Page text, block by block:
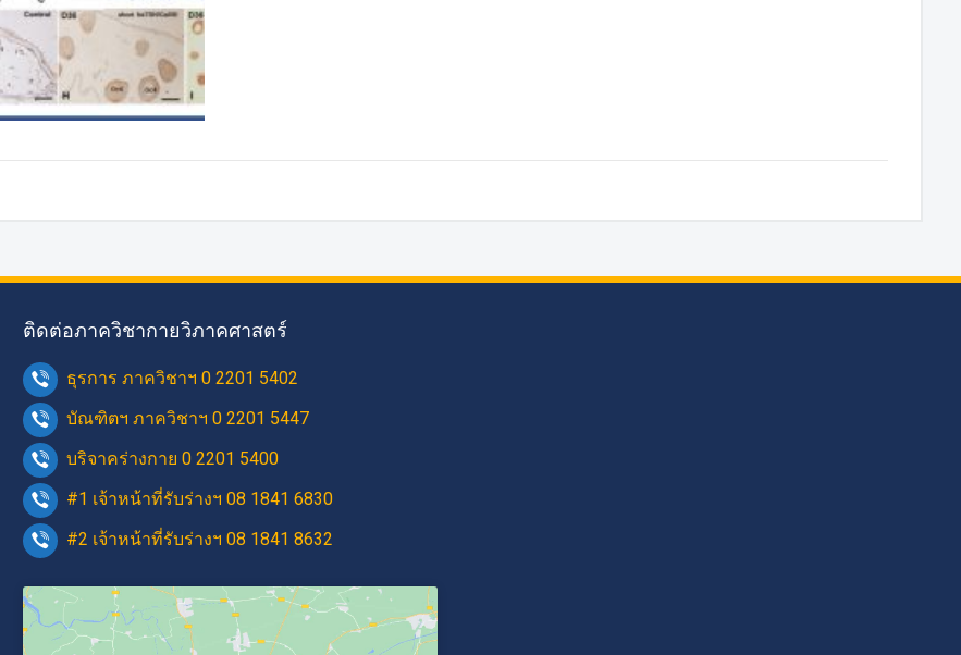
ติดต่อภาควิชากายวิภาคศาสตร์
ธุรการ ภาควิชาฯ 0 2201 5402
บัณฑิตฯ ภาควิชาฯ 0 2201 5447
บริจาคร่างกาย 0 2201 5400
#1 เจ้าหน้าที่รับร่างฯ 08 1841 6830
#2 เจ้าหน้าที่รับร่างฯ 08 1841 8632